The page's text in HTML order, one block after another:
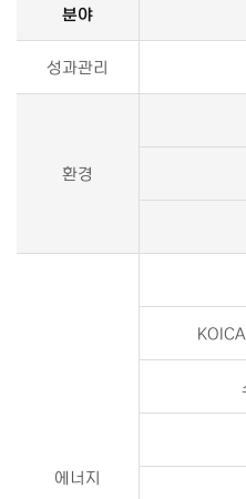
분야
성과관리
환경
에너지